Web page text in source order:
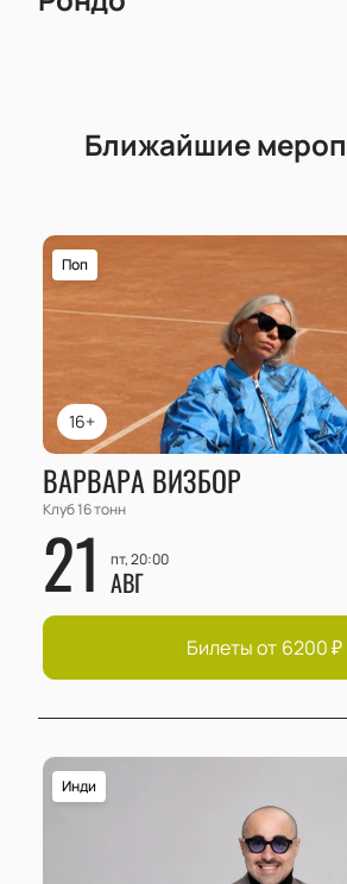
Ближайшие
16+
Поп
ВАРВАРА ВИЗБОР
Клуб 16 тонн
21 пт, 20:00
АВГ
Билеты от 6200₽
Инди